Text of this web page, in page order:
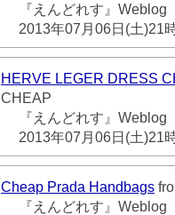
『えんどれす』Weblog
2013年07月06日(土)21
HERVE LEGER DRESS
CHEAP
『えんどれす』Weblog
2013年07月06日(土)21
Cheap Prada Handbags
『えんどれす』Weblog